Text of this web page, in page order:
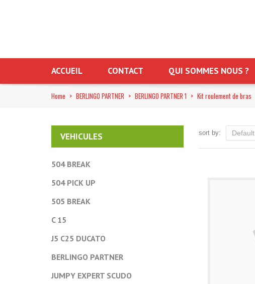
ACCUEIL CONTACT QUI SOMMES NOUS ?
Home > BERLINGO PARTNER > BERLINGO PARTNER 1 > Kit roulement de bras
sort by: Default
VEHICULES
504 BREAK
504 PICK UP
505 BREAK
C 15
J5 C25 DUCATO
BERLINGO PARTNER
JUMPY EXPERT SCUDO